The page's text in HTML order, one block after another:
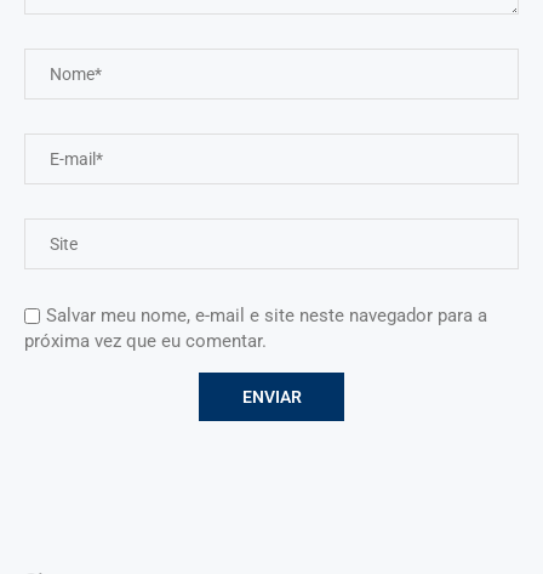
Salvar meu nome, e-mail e site neste navegador para a
próxima vez que eu comentar.